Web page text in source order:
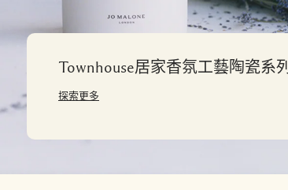
Townhouse居家香氛工藝陶瓷系列
探索更多